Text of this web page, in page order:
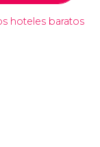
hoteles baratos